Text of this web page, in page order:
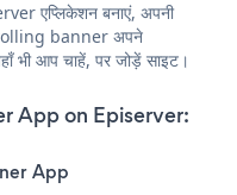
एप्लिकेशन बनाएं, अपनी
banner अपने
भी आप चाहें, पर जोड़ें साइट।
App on Episerver:
App